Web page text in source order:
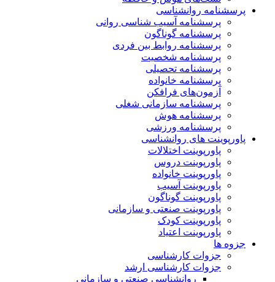
پرسشنامه روانشناسی
پرسشنامه آسیب شناسی روانی
پرسشنامه گوناگون
پرسشنامه روابط بین فردی
پرسشنامه شخصیت
پرسشنامه تحصیلی
پرسشنامه خانواده
آزمون‌های فرافکن
پرسشنامه سازمانی شغلی
پرسشنامه هوش
پرسشنامه ورزشی
پاورپوینت های روانشناسی
پاورپوینت اختلالات
پاورپوینت دروس
پاورپوینت خانواده
پاورپوینت آسیب
پاورپوینت گوناگون
پاورپوینت صنعتی و سازمانی
پاورپوینت کودک
پاورپوینت اعتیاد
جزوه ها
جزوات کارشناسی
جزوات کارشناسی ارشد
روانشناسی صنعتی و سازمانی